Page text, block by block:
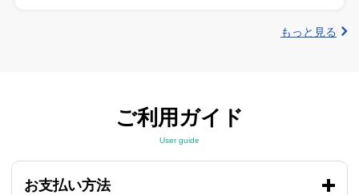
もっと見る
ご利用ガイド
User guide
お支払い方法